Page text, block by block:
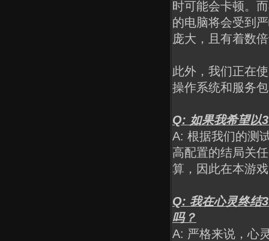
时可能会卡顿。
的电脑将会受到
庞大，且有着数
此外，我们正在
操作系统和服务
Q: 如果我希望以
A: 根据我们的测
高配置的结局关
算，因此在本游
Q: 我在心灵终结
吗？
A: 严格来说，心